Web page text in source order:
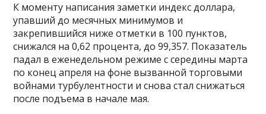
К моменту написания заметки индекс доллара,
упавший до месячных минимумов и
закрепившийся ниже отметки в 100 пунктов,
снижался на 0,62 процента, до 99,357. Показатель
падал в еженедельном режиме с середины марта
по конец апреля на фоне вызванной торговыми
войнами турбулентности и снова стал снижаться
после подъема в начале мая.